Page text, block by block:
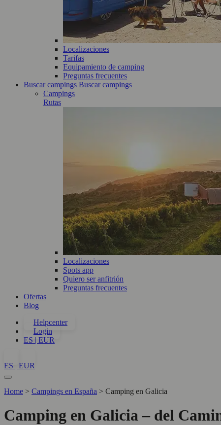
Localizaciones
Tarifas
Equipamiento de camping
Preguntas frecuentes
Buscar campings Buscar campings
Campings
Rutas
Localizaciones
Spots app
Quiero ser anfitrión
Preguntas frecuentes
Ofertas
Blog
Helpcenter
Login
ES | EUR
ES | EUR
Home > Campings en España > Camping en Galicia
Camping en Galicia – del